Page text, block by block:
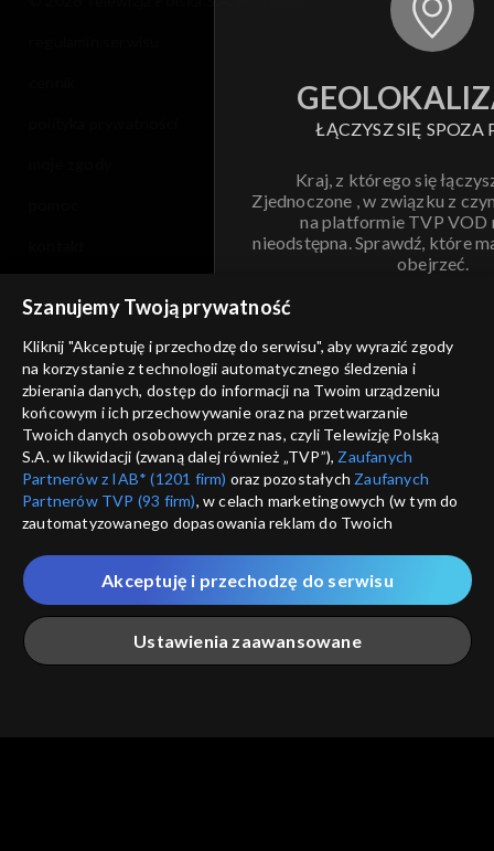
ŁĄCZYSZ SIĘ SPOZA
Kraj, z którego się
Zjednoczone , w związku z
na platformie TVP VOD
nieodstępna. Sprawdź, które
obejrzeć.
ANULUJ
informacje o dostawcy usług
Szanujemy Twoją prywatność
Kliknij "Akceptuję i przechodzę do serwisu", aby wyrazić zgody
na korzystanie z technologii automatycznego śledzenia i
zbierania danych, dostęp do informacji na Twoim urządzeniu
końcowym i ich przechowywanie oraz na przetwarzanie
Twoich danych osobowych przez nas, czyli Telewizję Polską
S.A. w likwidacji (zwaną dalej również „TVP”), Zaufanych
Partnerów z IAB* (1201 firm) oraz pozostałych Zaufanych
Partnerów TVP (93 firm), w celach marketingowych (w tym do
zautomatyzowanego dopasowania reklam do Twoich
które wskazujemy poniżej, a także zgody na udostępnianie
przez nas identyfikatora PPID do Google.
Twoje dane osobowe zbierane podczas odwiedzania przez
Ciebie naszych
poszczególnych serwisówzwanych dalej
„Portalem”, w tym informacje zapisywane za pomocą
Ustawienia zaawansowane
Akceptuję i przechodzę do serwisu